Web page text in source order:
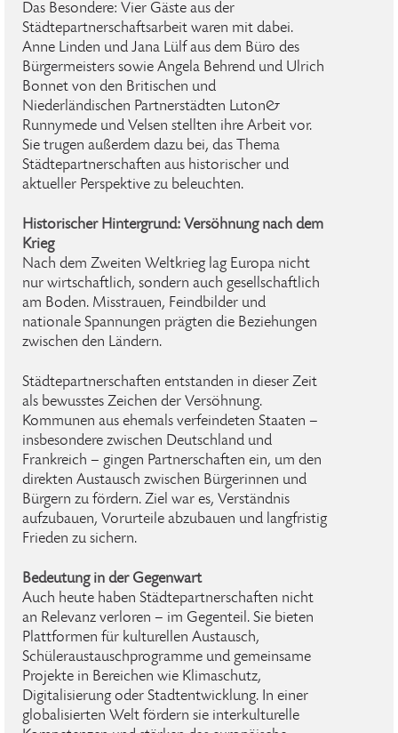
Das Besondere: Vier Gäste aus der
Städtepartnerschaftsarbeit waren mit dabei.
Anne Linden und Jana Lülf aus dem Büro des
Bürgermeisters sowie Angela Behrend und Ulrich
Bonnet von den Britischen und
Niederländischen Partnerstädten Luton&
Runnymede und Velsen stellten ihre Arbeit vor.
Sie trugen außerdem dazu bei, das Thema
Städtepartnerschaften aus historischer und
aktueller Perspektive zu beleuchten.
Historischer Hintergrund: Versöhnung nach dem
Krieg
Nach dem Zweiten Weltkrieg lag Europa nicht
nur wirtschaftlich, sondern auch gesellschaftlich
am Boden. Misstrauen, Feindbilder und
nationale Spannungen prägten die Beziehungen
zwischen den Ländern.
Städtepartnerschaften entstanden in dieser Zeit
als bewusstes Zeichen der Versöhnung.
Kommunen aus ehemals verfeindeten Staaten –
insbesondere zwischen Deutschland und
Frankreich – gingen Partnerschaften ein, um den
direkten Austausch zwischen Bürgerinnen und
Bürgern zu fördern. Ziel war es, Verständnis
aufzubauen, Vorurteile abzubauen und langfristig
Frieden zu sichern.
Bedeutung in der Gegenwart
Auch heute haben Städtepartnerschaften nicht
an Relevanz verloren – im Gegenteil. Sie bieten
Plattformen für kulturellen Austausch,
Schüleraustauschprogramme und gemeinsame
Projekte in Bereichen wie Klimaschutz,
Digitalisierung oder Stadtentwicklung. In einer
globalisierten Welt fördern sie interkulturelle